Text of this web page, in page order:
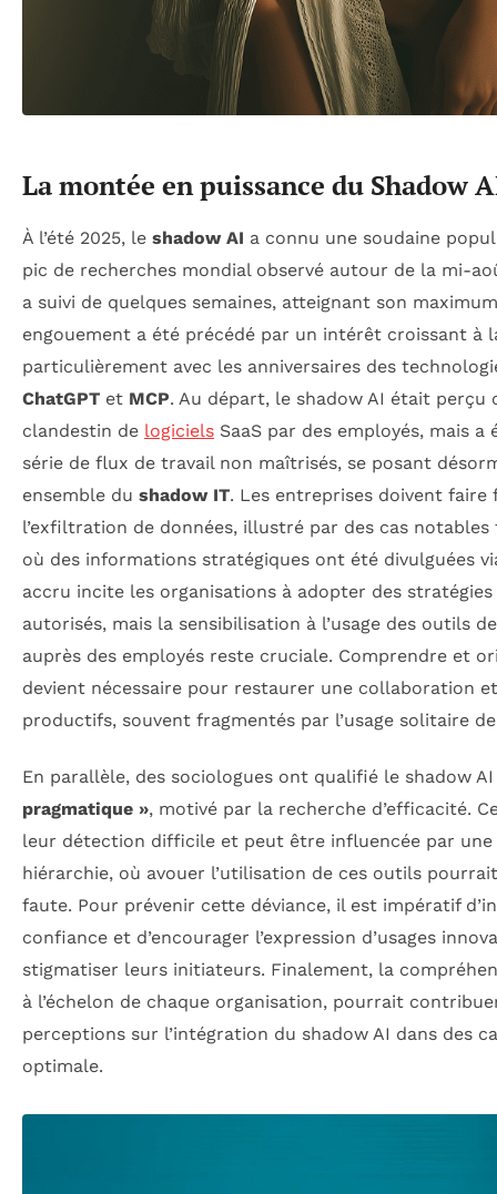
La montée en puissance du Shadow
À l’été 2025, le shadow AI a connu une soudaine
pic de recherches mondial observé autour de la mi-
a suivi de quelques semaines, atteignant son
engouement a été précédé par un intérêt croissant à
particulièrement avec les anniversaires des
ChatGPT et MCP. Au départ, le shadow AI était perçu
clandestin de logiciels SaaS par des employés, mais
série de flux de travail non maîtrisés, se posant
ensemble du shadow IT. Les entreprises doivent faire
l’exfiltration de données, illustré par des cas
où des informations stratégiques ont été divulguées
accru incite les organisations à adopter des
autorisés, mais la sensibilisation à l’usage des outils
auprès des employés reste cruciale. Comprendre et
devient nécessaire pour restaurer une collaboration
productifs, souvent fragmentés par l’usage solitaire de
En parallèle, des sociologues ont qualifié le shadow
pragmatique », motivé par la recherche d’efficacité.
leur détection difficile et peut être influencée par une
hiérarchie, où avouer l’utilisation de ces outils
faute. Pour prévenir cette déviance, il est impératif
confiance et d’encourager l’expression d’usages
stigmatiser leurs initiateurs. Finalement, la
à l’échelon de chaque organisation, pourrait
perceptions sur l’intégration du shadow AI dans des
optimale.